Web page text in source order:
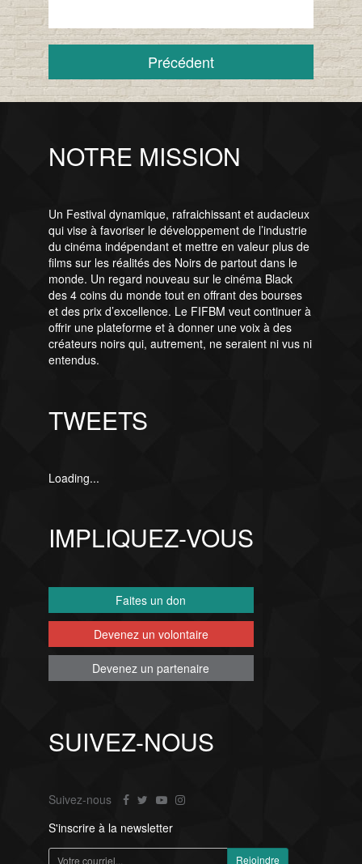
Précédent
NOTRE MISSION
Un Festival dynamique, rafraichissant et audacieux
qui vise à favoriser le développement de l’industrie
du cinéma indépendant et mettre en valeur plus de
films sur les réalités des Noirs de partout dans le
monde. Un regard nouveau sur le cinéma Black
des 4 coins du monde tout en offrant des bourses
et des prix d’excellence. Le FIFBM veut continuer à
offrir une plateforme et à donner une voix à des
créateurs noirs qui, autrement, ne seraient ni vus ni
entendus.
TWEETS
Loading...
IMPLIQUEZ-VOUS
Faites un don
Devenez un volontaire
Devenez un partenaire
SUIVEZ-NOUS
Suivez-nous
S'inscrire à la newsletter